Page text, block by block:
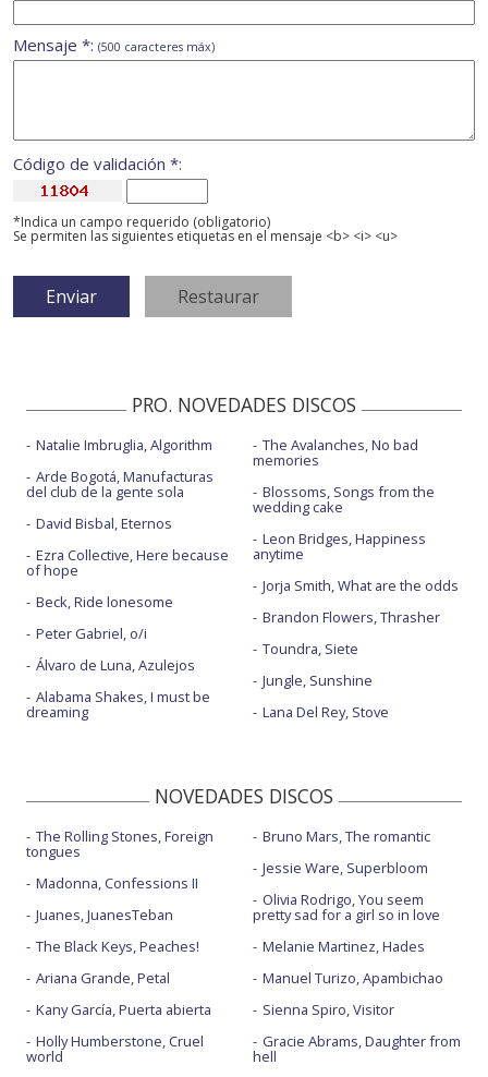
Mensaje *: (500 caracteres máx)
Código de validación *:
*Indica un campo requerido (obligatorio)
Se permiten las siguientes etiquetas en el mensaje <b> <i> <u>
PRO. NOVEDADES DISCOS
Natalie Imbruglia, Algorithm
Arde Bogotá, Manufacturas
del club de la gente sola
David Bisbal, Eternos
Ezra Collective, Here because
of hope
Beck, Ride lonesome
Peter Gabriel, o/i
Álvaro de Luna, Azulejos
Alabama Shakes, I must be
dreaming
The Avalanches, No bad
memories
Blossoms, Songs from the
wedding cake
Leon Bridges, Happiness
anytime
Jorja Smith, What are the odds
Brandon Flowers, Thrasher
Toundra, Siete
Jungle, Sunshine
Lana Del Rey, Stove
NOVEDADES DISCOS
The Rolling Stones, Foreign
tongues
Madonna, Confessions II
Juanes, JuanesTeban
The Black Keys, Peaches!
Ariana Grande, Petal
Kany García, Puerta abierta
Holly Humberstone, Cruel
world
Bruno Mars, The romantic
Jessie Ware, Superbloom
Olivia Rodrigo, You seem
pretty sad for a girl so in love
Melanie Martinez, Hades
Manuel Turizo, Apambichao
Sienna Spiro, Visitor
Gracie Abrams, Daughter from
hell